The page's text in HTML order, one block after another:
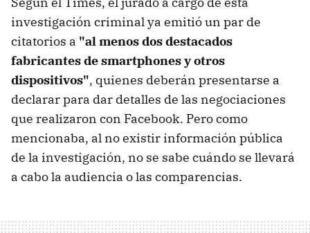
investigación criminal ya emitió un par de
citatorios a "al menos dos destacados
fabricantes de smartphones y otros
dispositivos", quienes deberán presentarse a
declarar para dar detalles de las negociaciones
que realizaron con Facebook. Pero como
mencionaba, al no existir información pública
de la investigación, no se sabe cuándo se llevará
a cabo la audiencia o las comparencias.